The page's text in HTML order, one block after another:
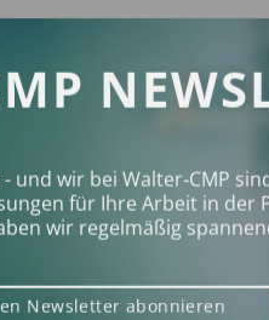
und wir bei Walter‑CMP
für Ihre Arbeit in der
wir regelmäßig
Newsletter abonnieren